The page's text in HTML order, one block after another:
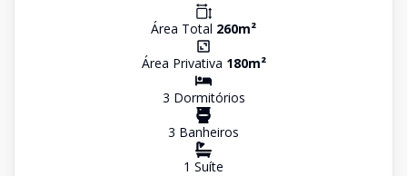
Área Total 260m²
Área Privativa 180m²
3 Dormitórios
3 Banheiros
1 Suíte